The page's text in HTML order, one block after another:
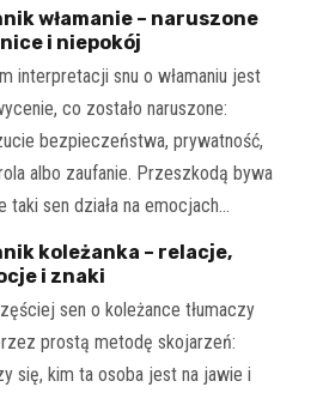
włamanie – naruszone
i niepokój
interpretacji snu o włamaniu jest
co zostało naruszone:
bezpieczeństwa, prywatność,
albo zaufanie. Przeszkodą bywa
taki sen działa na emocjach…
koleżanka – relacje,
i znaki
sen o koleżance tłumaczy
prostą metodę skojarzeń:
się, kim ta osoba jest na jawie i